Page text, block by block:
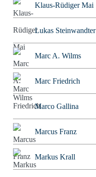
Klaus-Rüdiger Mai
Lukas Steinwandter
Marc A. Wilms
Marc Friedrich
Marco Gallina
Marcus Franz
Markus Krall